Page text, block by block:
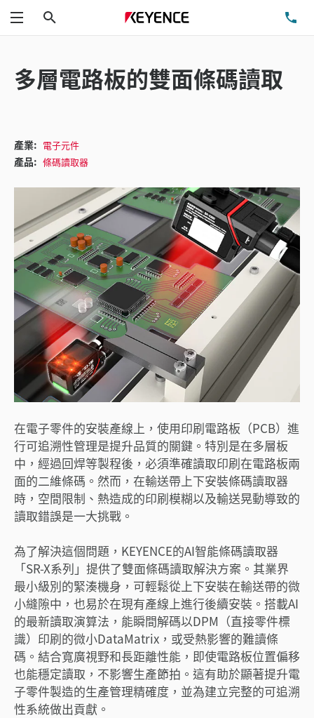
功能表
多層電路板的雙面條碼讀取
產業: 電子元件
產品: 條碼讀取器
在電子零件的安裝產線上，使用印刷電路板（PCB）進
行可追溯性管理是提升品質的關鍵。特別是在多層板
中，經過回焊等製程後，必須準確讀取印刷在電路板兩
面的二維條碼。然而，在輸送帶上下安裝條碼讀取器
時，空間限制、熱造成的印刷模糊以及輸送晃動導致的
讀取錯誤是一大挑戰。
為了解決這個問題，KEYENCE的AI智能條碼讀取器
「SR-X系列」提供了雙面條碼讀取解決方案。其業界
最小級別的緊湊機身，可輕鬆從上下安裝在輸送帶的微
小縫隙中，也易於在現有產線上進行後續安裝。搭載AI
的最新讀取演算法，能瞬間解碼以DPM（直接零件標
識）印刷的微小DataMatrix，或受熱影響的難讀條
碼。結合寬廣視野和長距離性能，即使電路板位置偏移
也能穩定讀取，不影響生產節拍。這有助於顯著提升電
子零件製造的生產管理精確度，並為建立完整的可追溯
性系統做出貢獻。